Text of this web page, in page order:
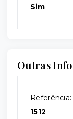
Sim
Outras
Referência:
1512